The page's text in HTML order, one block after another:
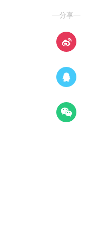
—分享—